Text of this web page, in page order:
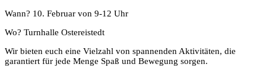
Wann? 10. Februar von 9-12 Uhr
Wo? Turnhalle Ostereistedt
Wir bieten euch eine Vielzahl von spannenden Aktivitäten, die
garantiert für jede Menge Spaß und Bewegung sorgen.